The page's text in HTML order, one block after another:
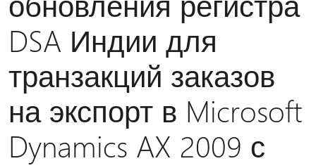
DSA Индии для
транзакций заказов
на экспорт в Microsoft
Dynamics AX 2009 с